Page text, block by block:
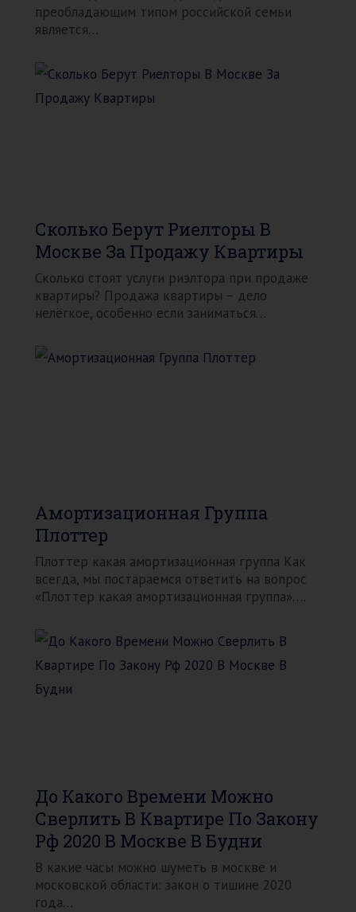
преобладающим типом российской семьи
является…
Сколько Берут Риелторы В
Москве За Продажу Квартиры
Сколько стоят услуги риэлтора при продаже
квартиры? Продажа квартиры – дело
нелёгкое, особенно если заниматься…
Амортизационная Группа
Плоттер
Плоттер какая амортизационная группа Как
всегда, мы постараемся ответить на вопрос
«Плоттер какая амортизационная группа»….
До Какого Времени Можно
Сверлить В Квартире По Закону
Рф 2020 В Москве В Будни
В какие часы можно шуметь в москве и
московской области: закон о тишине 2020
года…